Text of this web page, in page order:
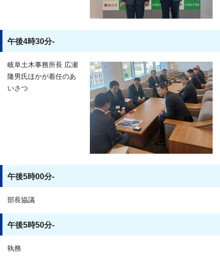
午後4時30分-
岐阜土木事務所長 広瀬
隆男氏ほかが着任のあ
いさつ
午後5時00分-
部長協議
午後5時50分-
執務